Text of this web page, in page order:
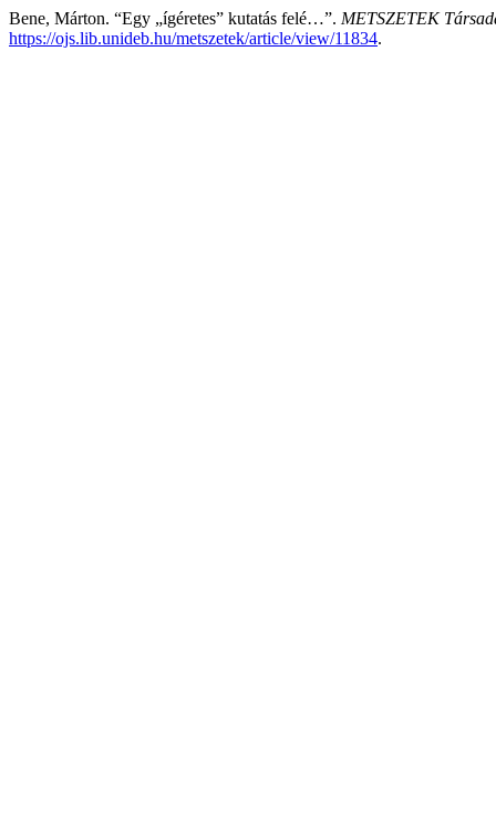
Bene, Márton. “Egy „ígéretes” kutatás felé…”. METSZETEK
https://ojs.lib.unideb.hu/metszetek/article/view/11834.